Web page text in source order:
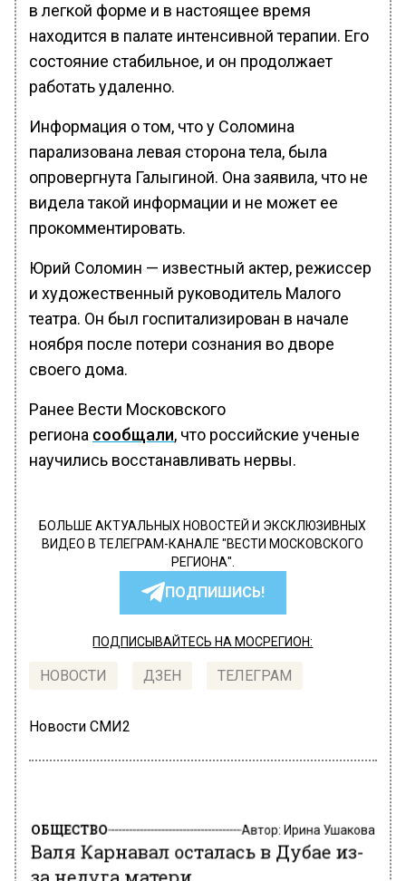
в легкой форме и в настоящее время
находится в палате интенсивной терапии. Его
состояние стабильное, и он продолжает
работать удаленно.
Информация о том, что у Соломина
парализована левая сторона тела, была
опровергнута Галыгиной. Она заявила, что не
видела такой информации и не может ее
прокомментировать.
Юрий Соломин — известный актер, режиссер
и художественный руководитель Малого
театра. Он был госпитализирован в начале
ноября после потери сознания во дворе
своего дома.
Ранее Вести Московского
региона сообщали, что российские ученые
научились восстанавливать нервы.
БОЛЬШЕ АКТУАЛЬНЫХ НОВОСТЕЙ И ЭКСКЛЮЗИВНЫХ
ВИДЕО В ТЕЛЕГРАМ-КАНАЛЕ "ВЕСТИ МОСКОВСКОГО
РЕГИОНА".
ПОДПИШИСЬ!
ПОДПИСЫВАЙТЕСЬ НА МОСРЕГИОН:
НОВОСТИ ДЗЕН ТЕЛЕГРАМ
Новости СМИ2
ОБЩЕСТВО Автор: Ирина Ушакова
Валя Карнавал осталась в Дубае из-
за недуга матери